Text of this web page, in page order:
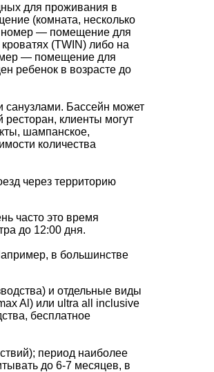
для проживания в
(комната, несколько
номер — помещение для
(TWIN) либо на
— помещение для
ребенок в возрасте до
санузлами. Бассейн может
ресторан, клиенты могут
шампанское,
количества
через территорию
часто это время
до 12:00 дня.
в большинстве
и отдельные виды
Al) или ultra all inclusive
бесплатное
период наиболее
до 6-7 месяцев, в